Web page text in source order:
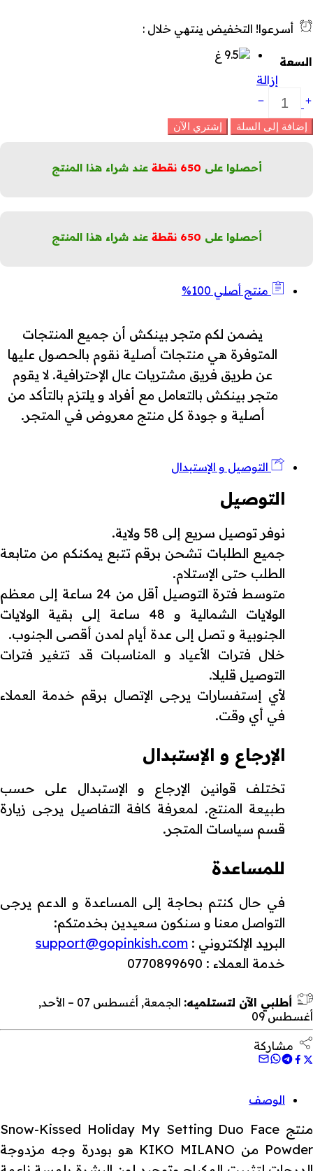
أسرعوا! التخفيض ينتهي خلال :
السعة
إزالة
تثبيت
مزدوجة
بلمسة
إضافة إلى السلة إشتري الآن
أحصلوا على 650 نقطة عند شراء هذا المنتج
أحصلوا على 650 نقطة عند شراء هذا المنتج
منتج أصلي 100%
يضمن لكم متجر بينكش أن جميع المنتجات
المتوفرة هي منتجات أصلية نقوم بالحصول عليها
عن طريق فريق مشتريات عال الإحترافية. لا يقوم
متجر بينكش بالتعامل مع أفراد و يلتزم بالتأكد من
أصلية و جودة كل منتج معروض في المتجر.
التوصيل و الإستبدال
التوصيل
نوفر توصيل سريع إلى 58 ولاية.
جميع الطلبات تشحن برقم تتبع يمكنكم من متابعة
الطلب حتى الإستلام.
متوسط فترة التوصيل أقل من 24 ساعة إلى معظم
الولايات الشمالية و 48 ساعة إلى بقية الولايات
الجنوبية و تصل إلى عدة أيام لمدن أقصى الجنوب.
خلال فترات الأعياد و المناسبات قد تتغير فترات
التوصيل قليلا.
لأي إستفسارات يرجى الإتصال برقم خدمة العملاء
في أي وقت.
الإرجاع و الإستبدال
تختلف قوانين الإرجاع و الإستبدال على حسب
طبيعة المنتج. لمعرفة كافة التفاصيل يرجى زيارة
قسم سياسات المتجر.
للمساعدة
في حال كنتم بحاجة إلى المساعدة و الدعم يرجى
التواصل معنا و سنكون سعيدين بخدمتكم:
البريد الإلكتروني : support@gopinkish.com
خدمة العملاء : 0770899690
أطلبي الآن لتستلميه:
الجمعة, أغسطس 07 – الأحد,
أغسطس 09
مشاركة
الوصف
منتج Snow-Kissed Holiday My Setting Duo Face
Powder من KIKO MILANO هو بودرة وجه مزدوجة